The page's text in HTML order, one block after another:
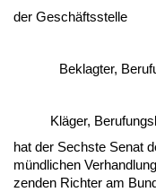
der Geschäfts­stel­le
Be­klag­ter,
Kläger,
hat der Sechs­te Se­nat
münd­li­chen
zen­den Rich­ter am